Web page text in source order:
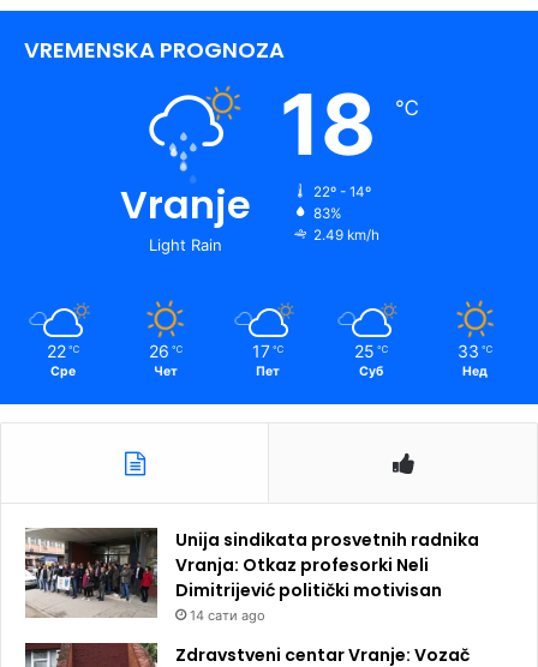
VREMENSKA PROGNOZA
Vranje
Light Rain
18 ℃
22º - 14º
83%
2.49 km/h
22 ℃
Сре
26 ℃
Чет
17 ℃
Пет
25 ℃
Суб
33 ℃
Нед
Unija sindikata prosvetnih radnika
Vranja: Otkaz profesorki Neli
Dimitrijević politički motivisan
14 сати ago
Zdravstveni centar Vranje: Vozač